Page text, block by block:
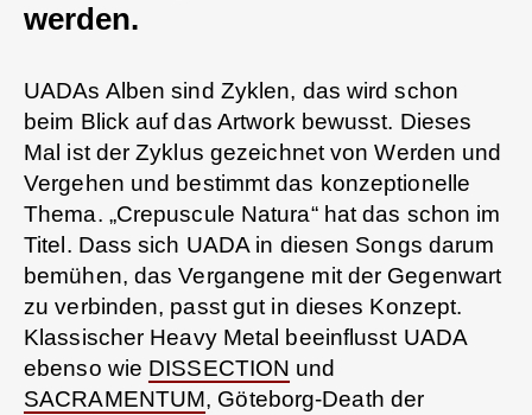
werden.
UADAs Alben sind Zyklen, das wird schon
beim Blick auf das Artwork bewusst. Dieses
Mal ist der Zyklus gezeichnet von Werden und
Vergehen und bestimmt das konzeptionelle
Thema. „Crepuscule Natura“ hat das schon im
Titel. Dass sich UADA in diesen Songs darum
bemühen, das Vergangene mit der Gegenwart
zu verbinden, passt gut in dieses Konzept.
Klassischer Heavy Metal beeinflusst UADA
ebenso wie DISSECTION und
SACRAMENTUM, Göteborg-Death der